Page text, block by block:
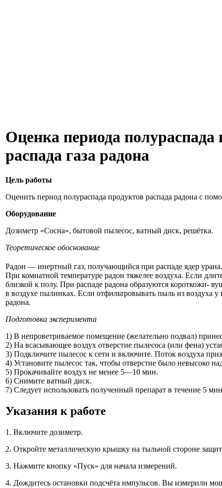
Оценка периода полураспада
распада газа радона
Цель работы
Оценить период полураспада продуктов распада радона с
Оборудование
Дозиметр «Сосна», бытовой пылесос, ватный диск, решётка.
Теоретическое обоснование
Радон — инертный газ, получающийся при распаде ядер
При комнатной температуре радон тяжелее воздуха. Если
близкой к полу. При распаде радона образуются короткожи-
в воздухе пылинках. Если отфильтровывать пыль из воздуха
радона.
Подготовка эксперимента
1) В непроветриваемое помещение (желательно подвал)
2) На всасывающее воздух отверстие пылесоса (или фена)
3) Подключите пылесос к сети и включите. Поток воздуха
4) Установите пылесос так, чтобы отверстие было невысоко
5) Прокачивайте воздух не менее 5—10 мин.
6) Снимите ватный диск.
7) Следует использовать полученный препарат в течение 5
Указания к работе
1. Включите дозиметр.
2. Откройте металлическую крышку на тыльной стороне
3. Нажмите кнопку «Пуск» для начала измерений.
4. Дождитесь остановки подсчёта импульсов. Вы измерили